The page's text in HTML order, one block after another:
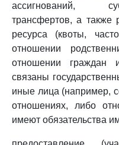
ассигнований,
трансфертов, а также
ресурса (квоты,
отношении
отношении граждан
связаны
иные лица (например,
отношениях, либо
имеют обязательства